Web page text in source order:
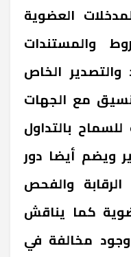
العضوية
والمستندات
والتصدير الخاص
مع الجهات
للسماح بالتداول
ويضم أيضا دور
والفحص
كما يناقش
مخالفة في